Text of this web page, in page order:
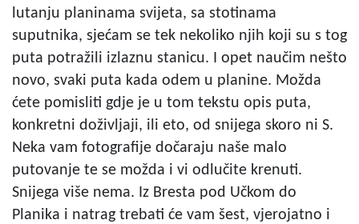
lutanju planinama svijeta, sa stotinama
suputnika, sjećam se tek nekoliko njih koji su s tog
puta potražili izlaznu stanicu. I opet naučim nešto
novo, svaki puta kada odem u planine. Možda
ćete pomisliti gdje je u tom tekstu opis puta,
konkretni doživljaji, ili eto, od snijega skoro ni S.
Neka vam fotografije dočaraju naše malo
putovanje te se možda i vi odlučite krenuti.
Snijega više nema. Iz Bresta pod Učkom do
Planika i natrag trebati će vam šest, vjerojatno i